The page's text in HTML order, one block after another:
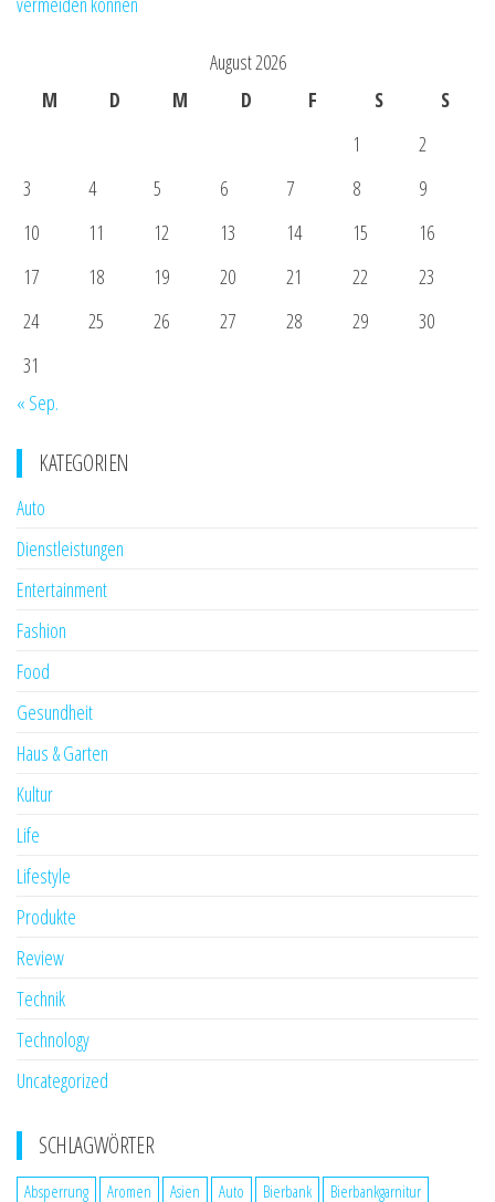
August 2026
M
D M D F S
S
1
2
3
4 5 6 7 8
9
10
11 12 13 14 15
16
17
18 19 20 21 22
23
24
25 26 27 28 29
30
31
« Sep.
KATEGORIEN
Auto
Dienstleistungen
Entertainment
Fashion
Food
Gesundheit
Haus & Garten
Kultur
Life
Lifestyle
Produkte
Review
Technik
Technology
Uncategorized
SCHLAGWÖRTER
Absperrung Aromen Asien Auto Bierbank Bierbankgarnitur